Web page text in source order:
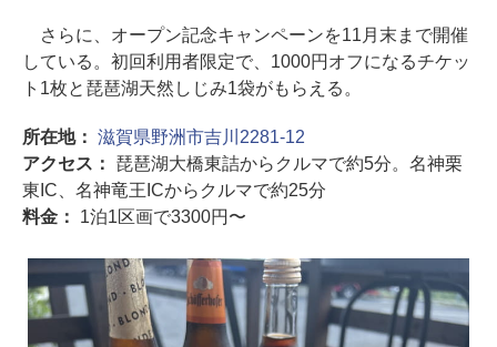
さらに、オープン記念キャンペーンを11月末まで開催
している。初回利用者限定で、1000円オフになるチケッ
ト1枚と琵琶湖天然しじみ1袋がもらえる。
所在地： 滋賀県野洲市吉川2281-12
アクセス： 琵琶湖大橋東詰からクルマで約5分。名神栗
東IC、名神竜王ICからクルマで約25分
料金： 1泊1区画で3300円〜